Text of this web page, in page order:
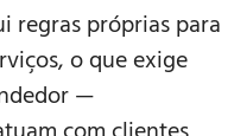
regras próprias para
o que exige
—